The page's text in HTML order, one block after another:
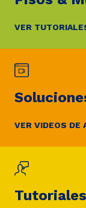
VER
VER VIDEOS DE